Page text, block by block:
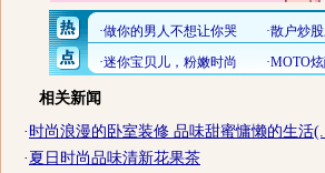
相关新闻
·时尚浪漫的卧室装修 品味甜蜜慵懒的生活(...
·夏日时尚品味清新花果茶